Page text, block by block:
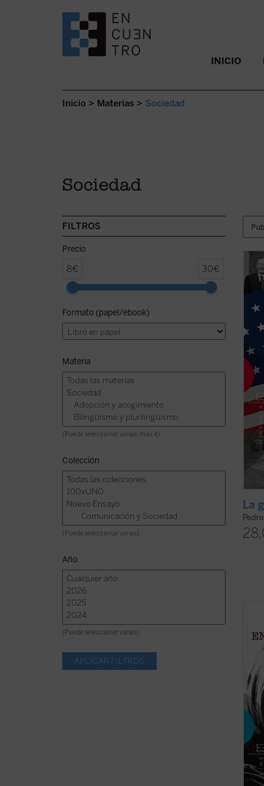
SALTAR AL CONTENIDO. INICIO
Inicio > Materias > Sociedad
Sociedad
FILTROS
Precio
8€ 30€
Formato (papel/ebook)
Materia
(Puede seleccionar varias: máx 4)
Colección
(Puede seleccionar varias)
Año
(Puede seleccionar varias)
de ...
La